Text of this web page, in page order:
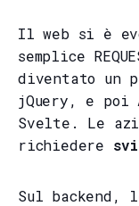
Il web si è
semplice
diventato un
jQuery, e poi
Svelte. Le
richiedere
Sul backend,